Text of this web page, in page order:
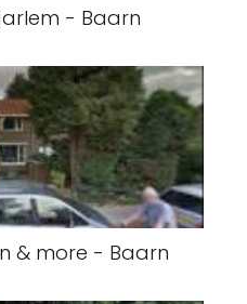
- Baarn
& more - Baarn